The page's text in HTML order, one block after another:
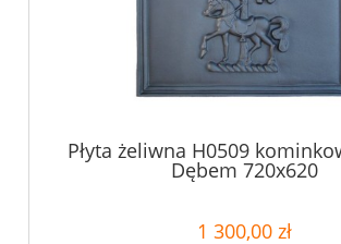
Płyta żeliwna H0509
Dębem 720x620
1 300,00 zł